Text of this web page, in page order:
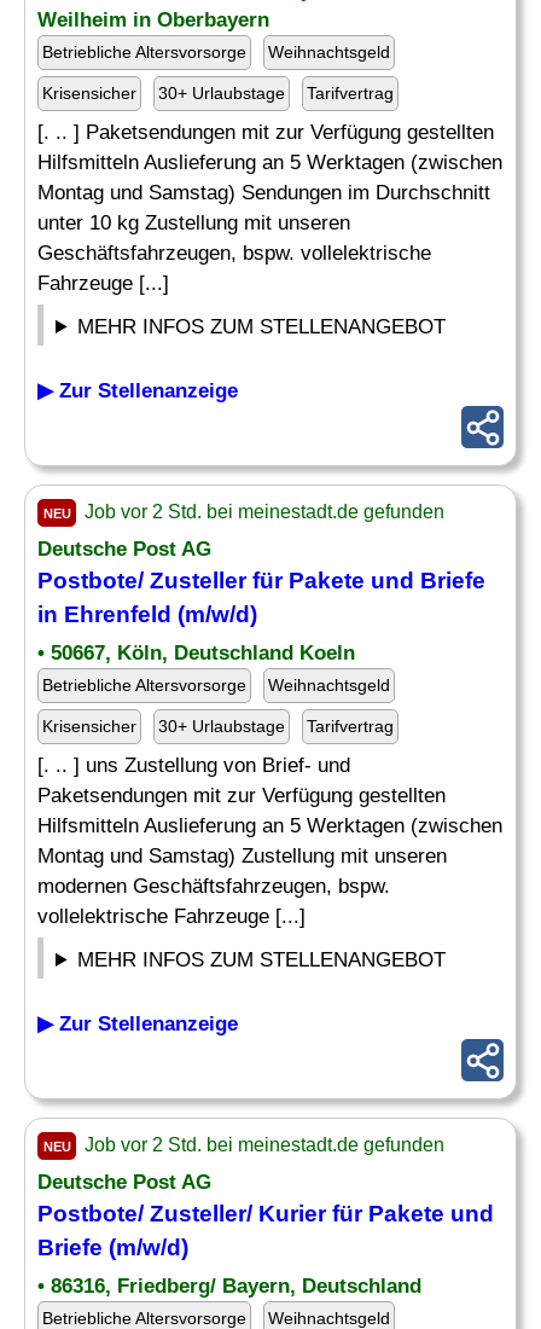
Weilheim in Oberbayern
Betriebliche Altersvorsorge Weihnachtsgeld
Krisensicher 30+ Urlaubstage Tarifvertrag
[. .. ] Paketsendungen mit zur Verfügung gestellten
Hilfsmitteln Auslieferung an 5 Werktagen (zwischen
Montag und Samstag) Sendungen im Durchschnitt
unter 10 kg Zustellung mit unseren
Geschäftsfahrzeugen, bspw. vollelektrische
Fahrzeuge [...]
MEHR INFOS ZUM STELLENANGEBOT
▶ Zur Stellenanzeige
NEU Job vor 2 Std. bei meinestadt.de gefunden
Deutsche Post AG
Postbote/ Zustellerfür Pakete und Briefe
in Ehrenfeld (m/w/d)
• 50667, Köln, Deutschland Koeln
Betriebliche Altersvorsorge Weihnachtsgeld
Krisensicher 30+ Urlaubstage Tarifvertrag
[. .. ] uns Zustellung von Brief- und
Paketsendungen mit zur Verfügung gestellten
Hilfsmitteln Auslieferung an 5 Werktagen (zwischen
Montag und Samstag) Zustellung mit unseren
modernen Geschäftsfahrzeugen, bspw.
vollelektrische Fahrzeuge [...]
MEHR INFOS ZUM STELLENANGEBOT
▶ Zur Stellenanzeige
NEU Job vor 2 Std. bei meinestadt.de gefunden
Deutsche Post AG
Postbote/ Zusteller/ Kurier für Pakete und
Briefe (m/w/d)
• 86316, Friedberg/ Bayern, Deutschland
Betriebliche Altersvorsorge Weihnachtsgeld